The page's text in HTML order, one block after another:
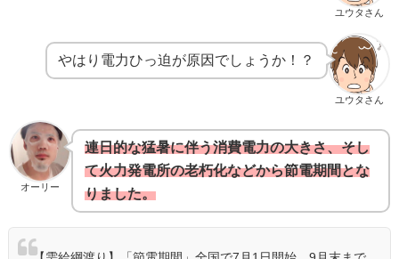
ユウタさん
ユウタさん
やはり電力ひっ迫が原因でしょうか！？
オーリー
連日的な猛暑に伴う消費電力の大きさ、そし
て火力発電所の老朽化などから節電期間とな
りました。